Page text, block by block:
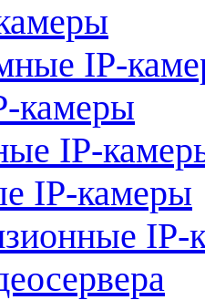
IP-
камеры
IP-
IP-камеры
IP-